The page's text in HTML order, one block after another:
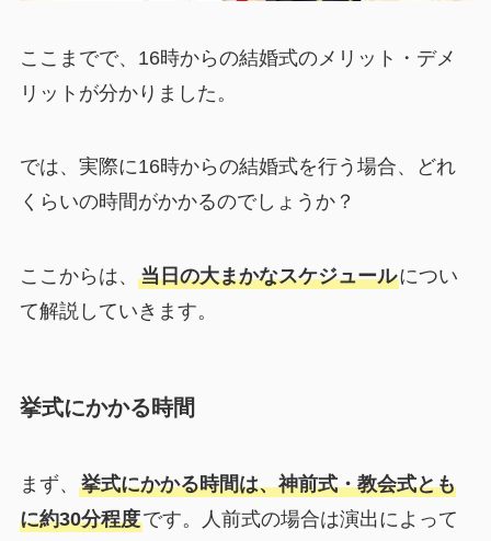
ここまでで、16時からの結婚式のメリット・デメ
リットが分かりました。
では、実際に16時からの結婚式を行う場合、どれ
くらいの時間がかかるのでしょうか？
ここからは、 当日の大まかなスケジュールについ
て解説していきます。
挙式にかかる時間
まず、 挙式にかかる時間は、神前式・教会式とも
に約30分程度です。人前式の場合は演出によって